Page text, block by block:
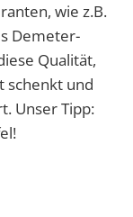
wie z.B.
Demeter-
Qualität,
schenkt und
Unser Tipp: